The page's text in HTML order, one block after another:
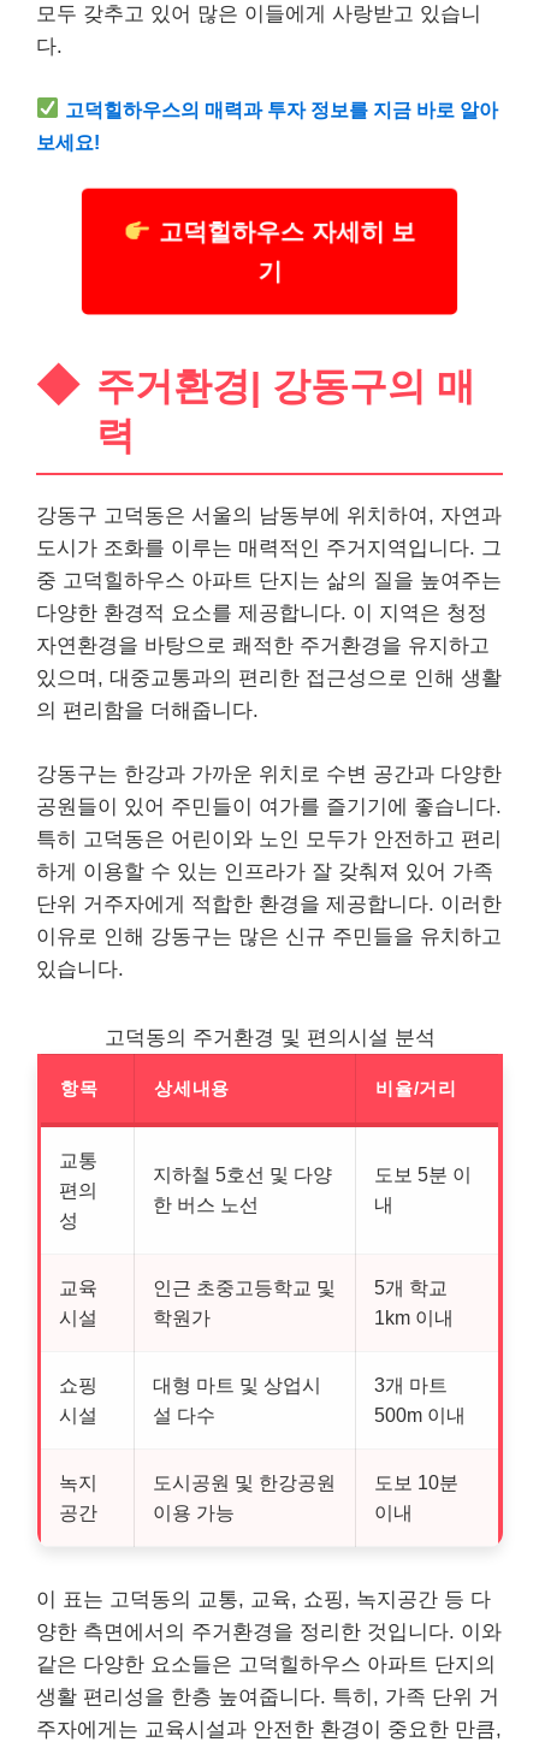
모두 갖추고 있어 많은 이들에게 사랑받고 있습니
다.
고덕힐하우스의 매력과 투자 정보를 지금 바로 알아
보세요!
고덕힐하우스 자세히 보
기
주거환경| 강동구의 매
력
강동구 고덕동은 서울의 남동부에 위치하여, 자연과
도시가 조화를 이루는 매력적인 주거지역입니다. 그
중 고덕힐하우스 아파트 단지는 삶의 질을 높여주는
다양한 환경적 요소를 제공합니다. 이 지역은 청정
자연환경을 바탕으로 쾌적한 주거환경을 유지하고
있으며, 대중교통과의 편리한 접근성으로 인해 생활
의 편리함을 더해줍니다.
강동구는 한강과 가까운 위치로 수변 공간과 다양한
공원들이 있어 주민들이 여가를 즐기기에 좋습니다.
특히 고덕동은 어린이와 노인 모두가 안전하고 편리
하게 이용할 수 있는 인프라가 잘 갖춰져 있어 가족
단위 거주자에게 적합한 환경을 제공합니다. 이러한
이유로 인해 강동구는 많은 신규 주민들을 유치하고
있습니다.
고덕동의 주거환경 및 편의시설 분석
항목 상세내용 비율/거리
교통
편의
성
지하철 5호선 및 다양
한 버스 노선
도보 5분 이
내
교육
시설
인근 초중고등학교 및
학원가
5개 학교
1km 이내
쇼핑
시설
대형 마트 및 상업시
설 다수
3개 마트
500m 이내
녹지
공간
도시공원 및 한강공원
이용 가능
도보 10분
이내
이 표는 고덕동의 교통, 교육, 쇼핑, 녹지공간 등 다
양한 측면에서의 주거환경을 정리한 것입니다. 이와
같은 다양한 요소들은 고덕힐하우스 아파트 단지의
생활 편리성을 한층 높여줍니다. 특히, 가족 단위 거
주자에게는 교육시설과 안전한 환경이 중요한 만큼,